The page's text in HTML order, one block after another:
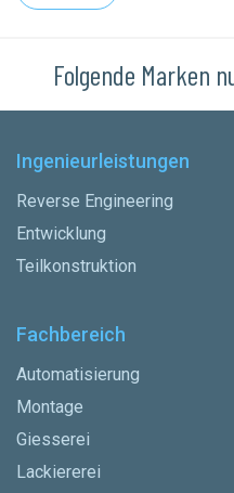
Folgende Marken
Ingenieurleistungen
Reverse Engineering
Entwicklung
Teilkonstruktion
Fachbereich
Automatisierung
Montage
Giesserei
Lackiererei